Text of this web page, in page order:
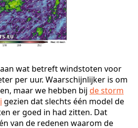
wat betreft windstoten voor
per uur. Waarschijnlijker is om
maar we hebben bij de storm
gezien dat slechts één model de
er goed in had zitten. Dat
van de redenen waarom de